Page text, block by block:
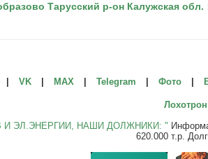
Тарусский р-он Калужская обл.
VK МАХ Telegram Фото
ЭЛ.ЭНЕРГИИ, НАШИ ДОЛЖНИКИ: "
620.000 т.р.